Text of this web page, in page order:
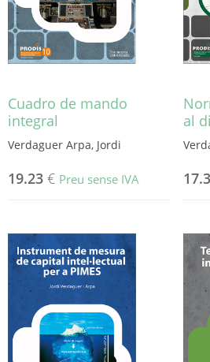
Cuadro de mando
integral
Verdaguer Arpa, Jordi
19.23 € Preu sense IVA
al